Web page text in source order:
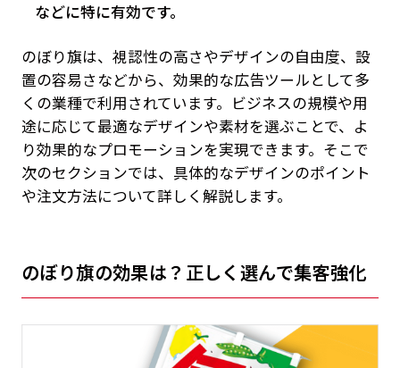
などに特に有効です。
のぼり旗は、視認性の高さやデザインの自由度、設
置の容易さなどから、効果的な広告ツールとして多
くの業種で利用されています。ビジネスの規模や用
途に応じて最適なデザインや素材を選ぶことで、よ
り効果的なプロモーションを実現できます。そこで
次のセクションでは、具体的なデザインのポイント
や注文方法について詳しく解説します。
のぼり旗の効果は？正しく選んで集客強化